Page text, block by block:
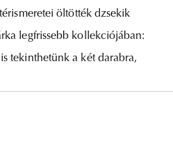
öltötték dzsekik
legfrissebb kollekciójában:
tekinthetünk a két darabra,